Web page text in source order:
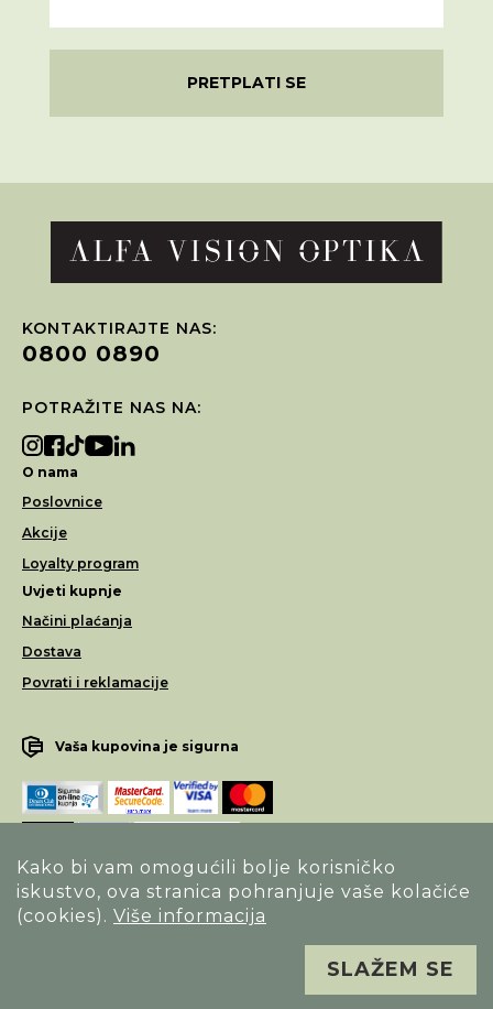
Kako bi vam omogućili bolje korisničko
iskustvo, ova stranica pohranjuje vaše kolačiće
(cookies). Više informacija
SLAŽEM SE
PRETPLATI SE
KONTAKTIRAJTE NAS:
0800 0890
POTRAŽITE NAS NA:
O nama
Poslovnice
Akcije
Loyalty program
Uvjeti kupnje
Načini plaćanja
Dostava
Povrati i reklamacije
Vaša kupovina je sigurna
Opći uvjeti poslovanja
Sva prava pridržana. Alfa Vision optika ©